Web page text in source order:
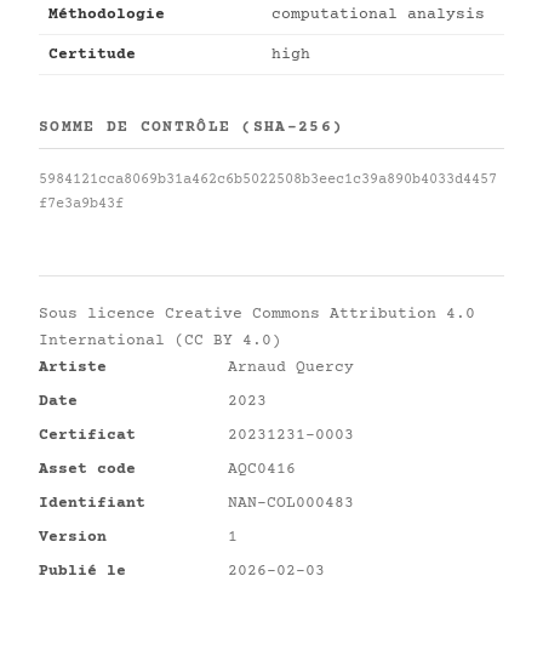
Méthodologie computational analysis
Certitude high
SOMME DE CONTRÔLE (SHA-256)
5984121cca8069b31a462c6b5022508b3eec1c39a890b4033d4457
f7e3a9b43f
Sous licence Creative Commons Attribution 4.0
International (CC BY 4.0)
Artiste
Arnaud Quercy
Date
2023
Certificat
20231231-0003
Asset code
AQC0416
Identifiant
NAN-COL000483
Version
1
Publié le
2026-02-03